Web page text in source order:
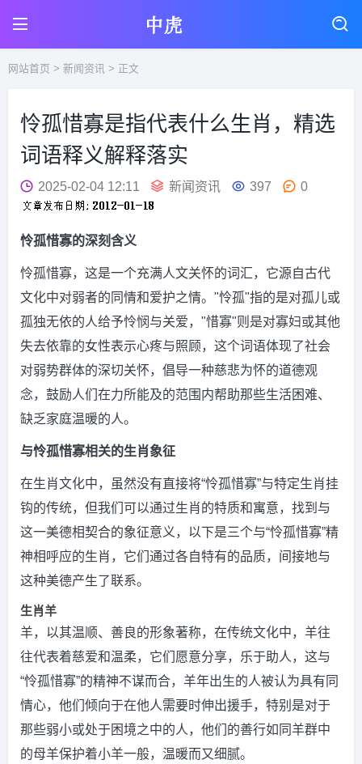
网站首页 > 新闻资讯 > 正文
怜孤惜寡是指代表什么生肖，精选
词语释义解释落实
2025-02-04 12:11 新闻资讯 397 0
怜孤惜寡的深刻含义
怜孤惜寡，这是一个充满人文关怀的词汇，它源自古代
文化中对弱者的同情和爱护之情。"怜孤"指的是对孤儿或
孤独无依的人给予怜悯与关爱，"惜寡"则是对寡妇或其他
失去依靠的女性表示心疼与照顾，这个词语体现了社会
对弱势群体的深切关怀，倡导一种慈悲为怀的道德观
念，鼓励人们在力所能及的范围内帮助那些生活困难、
缺乏家庭温暖的人。
与怜孤惜寡相关的生肖象征
在生肖文化中，虽然没有直接将“怜孤惜寡”与特定生肖挂
钩的传统，但我们可以通过生肖的特质和寓意，找到与
这一美德相契合的象征意义，以下是三个与“怜孤惜寡”精
神相呼应的生肖，它们通过各自特有的品质，间接地与
这种美德产生了联系。
生肖羊
羊，以其温顺、善良的形象著称，在传统文化中，羊往
往代表着慈爱和温柔，它们愿意分享，乐于助人，这与
“怜孤惜寡”的精神不谋而合，羊年出生的人被认为具有同
情心，他们倾向于在他人需要时伸出援手，特别是对于
那些弱小或处于困境之中的人，他们的善行如同羊群中
的母羊保护着小羊一般，温暖而又细腻。